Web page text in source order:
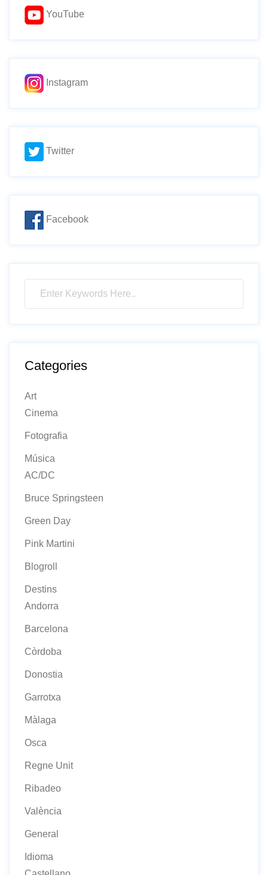
YouTube
Instagram
Twitter
Facebook
Categories
Art
Cinema
Fotografia
Música
AC/DC
Bruce Springsteen
Green Day
Pink Martini
Blogroll
Destins
Andorra
Barcelona
Còrdoba
Donostia
Garrotxa
Màlaga
Osca
Regne Unit
Ribadeo
València
General
Idioma